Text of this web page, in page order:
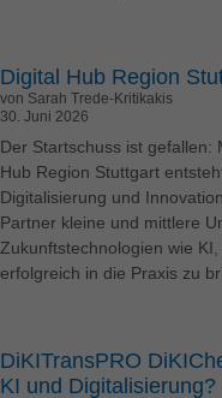
Digital Hub Region
von Sarah Trede-Kritikakis
30. Juni 2026
Der Startschuss ist gefallen:
Hub Region Stuttgart
Digitalisierung und
Partner kleine und mittlere
Zukunftstechnologien wie
erfolgreich in die Praxis zu
DiKITransPRO
KI und Digitalisierung?
Essenzielle Cookies
Website und deren
keinerlei Sammlung
Personenbezogene
B. IP-Adressen), z. B.
Inhalte oder Anzeigen-
Informationen über die
in unserer
Hier finden Sie eine
auswählen.